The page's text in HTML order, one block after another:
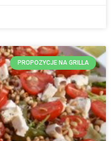
PROPOZYCJE NA GRILLA